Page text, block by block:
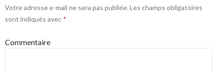
Votre adresse e-mail ne sera pas publiée. Les champs obligatoires
sont indiqués avec *
Commentaire